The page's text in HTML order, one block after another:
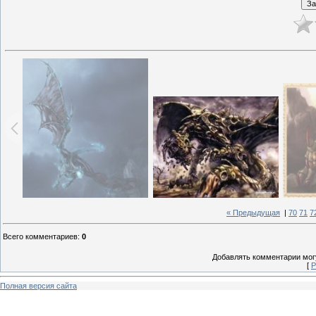
« Предыдущая 70 71
Всего комментариев: 0
Добавлять комментарии
[
Полная версия сайта